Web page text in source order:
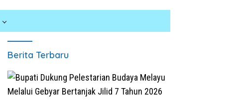
Berita Terbaru